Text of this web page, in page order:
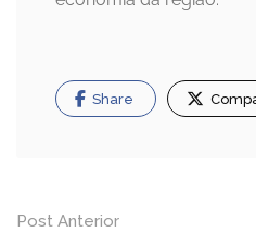
Share
Navegação
Post Anterior